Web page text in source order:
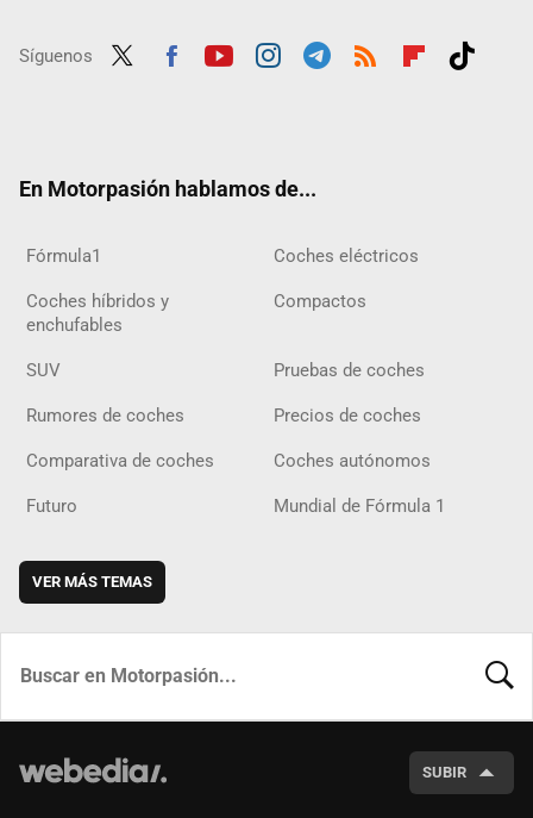
Síguenos
En Motorpasión hablamos de...
Fórmula1 Coches eléctricos
Coches híbridos y
enchufables
Compactos
SUV Pruebas de coches
Rumores de coches Precios de coches
Comparativa de coches Coches autónomos
Futuro Mundial de Fórmula 1
VER MÁS TEMAS
SUBIR